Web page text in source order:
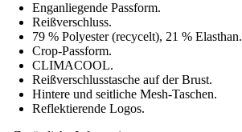
Enganliegende Passform.
Reißverschluss.
79 % Polyester (recycelt), 21 % Elasthan.
Crop-Passform.
CLIMACOOL.
Reißverschlusstasche auf der Brust.
Hintere und seitliche Mesh-Taschen.
Reflektierende Logos.